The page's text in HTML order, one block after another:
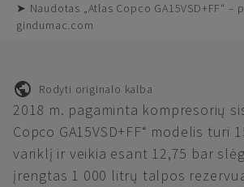
➤ Naudotas „Atlas Copco GA15VSD+FF“ –
gindumac.com
Rodyti originalo kalba
2018 m. pagaminta kompresorių
Copco GA15VSD+FF“ modelis turi
variklį ir veikia esant 12,75 bar
įrengtas 1 000 litrų talpos